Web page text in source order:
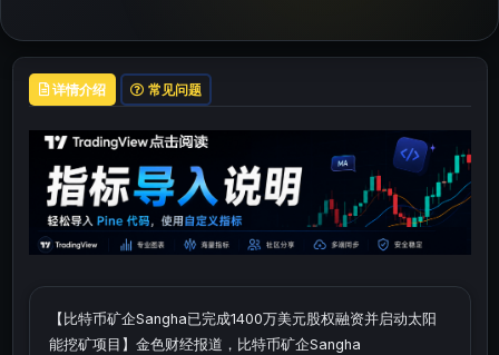
详情介绍 常见问题
【比特币矿企Sangha已完成1400万美元股权融资并启动太阳
能挖矿项目】金色财经报道，比特币矿企Sangha